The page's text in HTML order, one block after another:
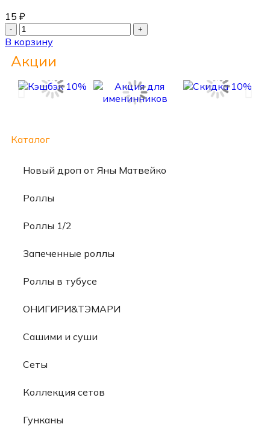
15 ₽
В корзину
Акции
Каталог
Новый дроп от Яны Матвейко
Роллы
Роллы 1/2
Запеченные роллы
Роллы в тубусе
ОНИГИРИ&ТЭМАРИ
Сашими и суши
Сеты
Коллекция сетов
Гунканы